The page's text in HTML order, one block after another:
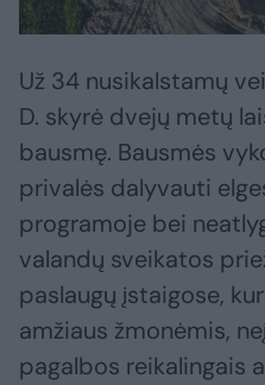
Už 34 nusikalstamų
D. skyrė dvejų metų
bausmę. Bausmės
privalės dalyvauti
programoje bei
valandų sveikatos
paslaugų įstaigose,
amžiaus žmonėmis,
pagalbos reikalingais